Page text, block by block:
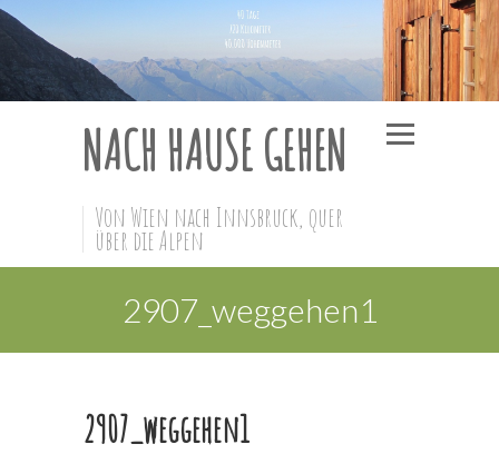
NACH HAUSE GEHEN
Von Wien nach Innsbruck, quer
über die Alpen
2907_weggehen1
2907_weggehen1